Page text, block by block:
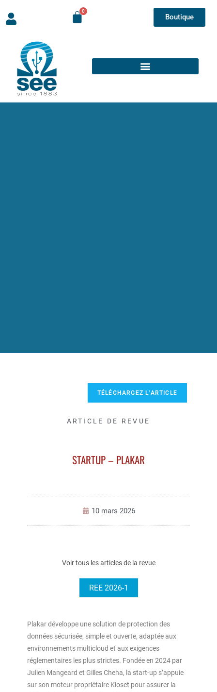
Boutique
TÉLÉCHARGEZ L’ARTICLE
ARTICLE DE REVUE
STARTUP – PLAKAR
10 mars 2026
Voir tous les articles de la revue
REE 2026-1
Plakar développe une solution de protection des
données sécurisée, simple et ouverte, adaptée aux
environnements multicloud et aux exigences
réglementaires les plus strictes. Fondée en 2024 par
Julien Mangeard et Gilles Cheha, la start-up s’appuie
sur son moteur propriétaire Kloset pour assurer la